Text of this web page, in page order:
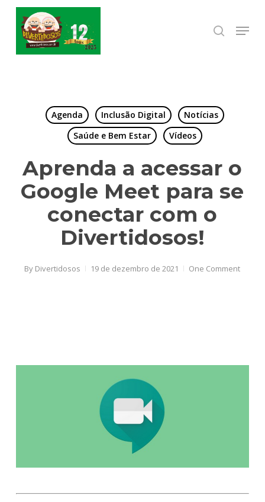
content
search
Menu
Agenda Inclusão Digital
Notícias
Saúde e Bem Estar
Vídeos
Aprenda a acessar o
Google Meet para se
conectar com o
Divertidosos!
By Divertidosos 19 de dezembro de 2021 One Comment
Close